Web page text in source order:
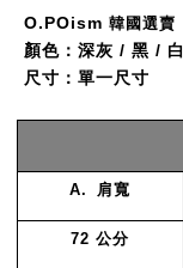
O.POism 韓國選賣
顏色：深灰 / 黑 / 白
尺寸： 單一尺寸
A. 肩寬
72公分